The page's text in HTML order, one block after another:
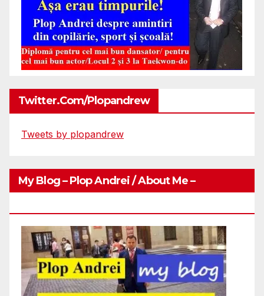
Twitter.com/plopandrew
Tweets by plopandrew
My Blog – Plop Andrei / About Me –